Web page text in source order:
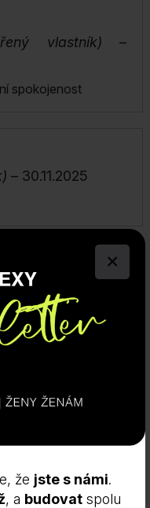
že jste s námi.
, a budovatspolu
×
vlastník)
–
spokojenost
– 30.11.2025